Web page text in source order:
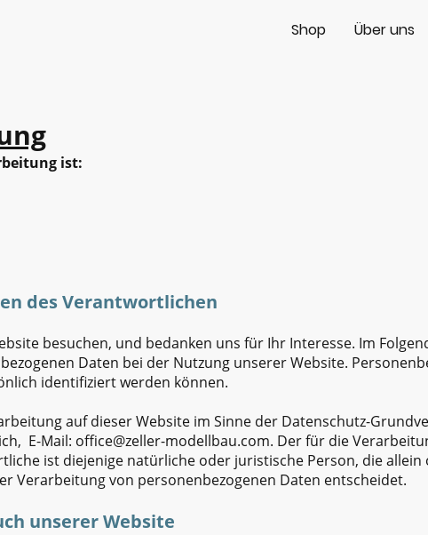
Shop Über uns
ist:
des Verantwortlichen
besuchen, und bedanken uns für Ihr Interesse. Im
Daten bei der Nutzung unserer Website.
identifiziert werden können.
auf dieser Website im Sinne der Datenschutz-
E-Mail: office@zeller-modellbau.com. Der für die
ist diejenige natürliche oder juristische Person, die
Verarbeitung von personenbezogenen Daten entscheidet.
unserer Website